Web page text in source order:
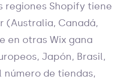
regiones Shopify tiene
(Australia, Canadá,
en otras Wix gana
Japón, Brasil,
número de tiendas,